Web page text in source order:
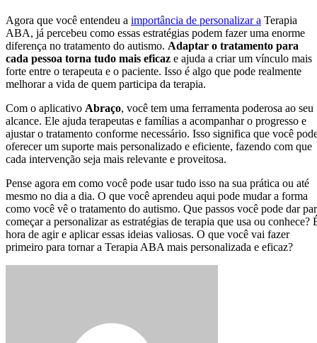
Agora que você entendeu a importância de personalizar a Terapia
ABA, já percebeu como essas estratégias podem fazer uma enorme
diferença no tratamento do autismo. Adaptar o tratamento para
cada pessoa torna tudo mais eficaz e ajuda a criar um vínculo mais
forte entre o terapeuta e o paciente. Isso é algo que pode realmente
melhorar a vida de quem participa da terapia.
Com o aplicativo Abraço, você tem uma ferramenta poderosa ao seu
alcance. Ele ajuda terapeutas e famílias a acompanhar o progresso e
ajustar o tratamento conforme necessário. Isso significa que você
oferecer um suporte mais personalizado e eficiente, fazendo com que
cada intervenção seja mais relevante e proveitosa.
Pense agora em como você pode usar tudo isso na sua prática ou até
mesmo no dia a dia. O que você aprendeu aqui pode mudar a forma
como você vê o tratamento do autismo. Que passos você pode dar
começar a personalizar as estratégias de terapia que usa ou conhece?
hora de agir e aplicar essas ideias valiosas. O que você vai fazer
primeiro para tornar a Terapia ABA mais personalizada e eficaz?